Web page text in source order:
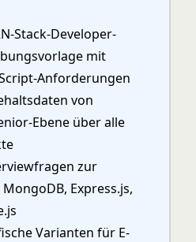
Stack-Developer-
mit
Anforderungen
von
Ebene über alle
zur
Express.js,
Varianten für E-